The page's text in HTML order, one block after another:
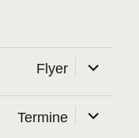
Flyer öffnen
Termine öffnen